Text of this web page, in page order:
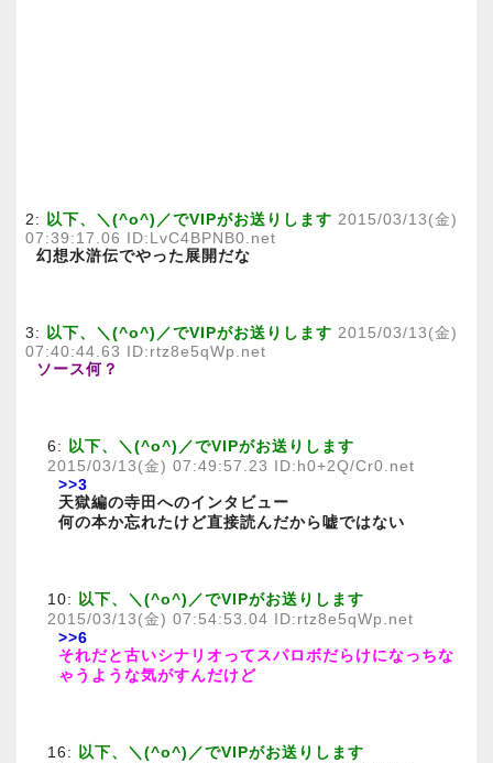
2: 以下、＼(^o^)／でVIPがお送りします 2015/03/13(金)
07:39:17.06 ID:LvC4BPNB0.net
幻想水滸伝でやった展開だな
3: 以下、＼(^o^)／でVIPがお送りします 2015/03/13(金)
07:40:44.63 ID:rtz8e5qWp.net
ソース何？
6: 以下、＼(^o^)／でVIPがお送りします
2015/03/13(金) 07:49:57.23 ID:h0+2Q/Cr0.net
>>3
天獄編の寺田へのインタビュー
何の本か忘れたけど直接読んだから嘘ではない
10: 以下、＼(^o^)／でVIPがお送りします
2015/03/13(金) 07:54:53.04 ID:rtz8e5qWp.net
>>6
それだと古いシナリオってスパロボだらけになっちな
ゃうような気がすんだけど
16: 以下、＼(^o^)／でVIPがお送りします